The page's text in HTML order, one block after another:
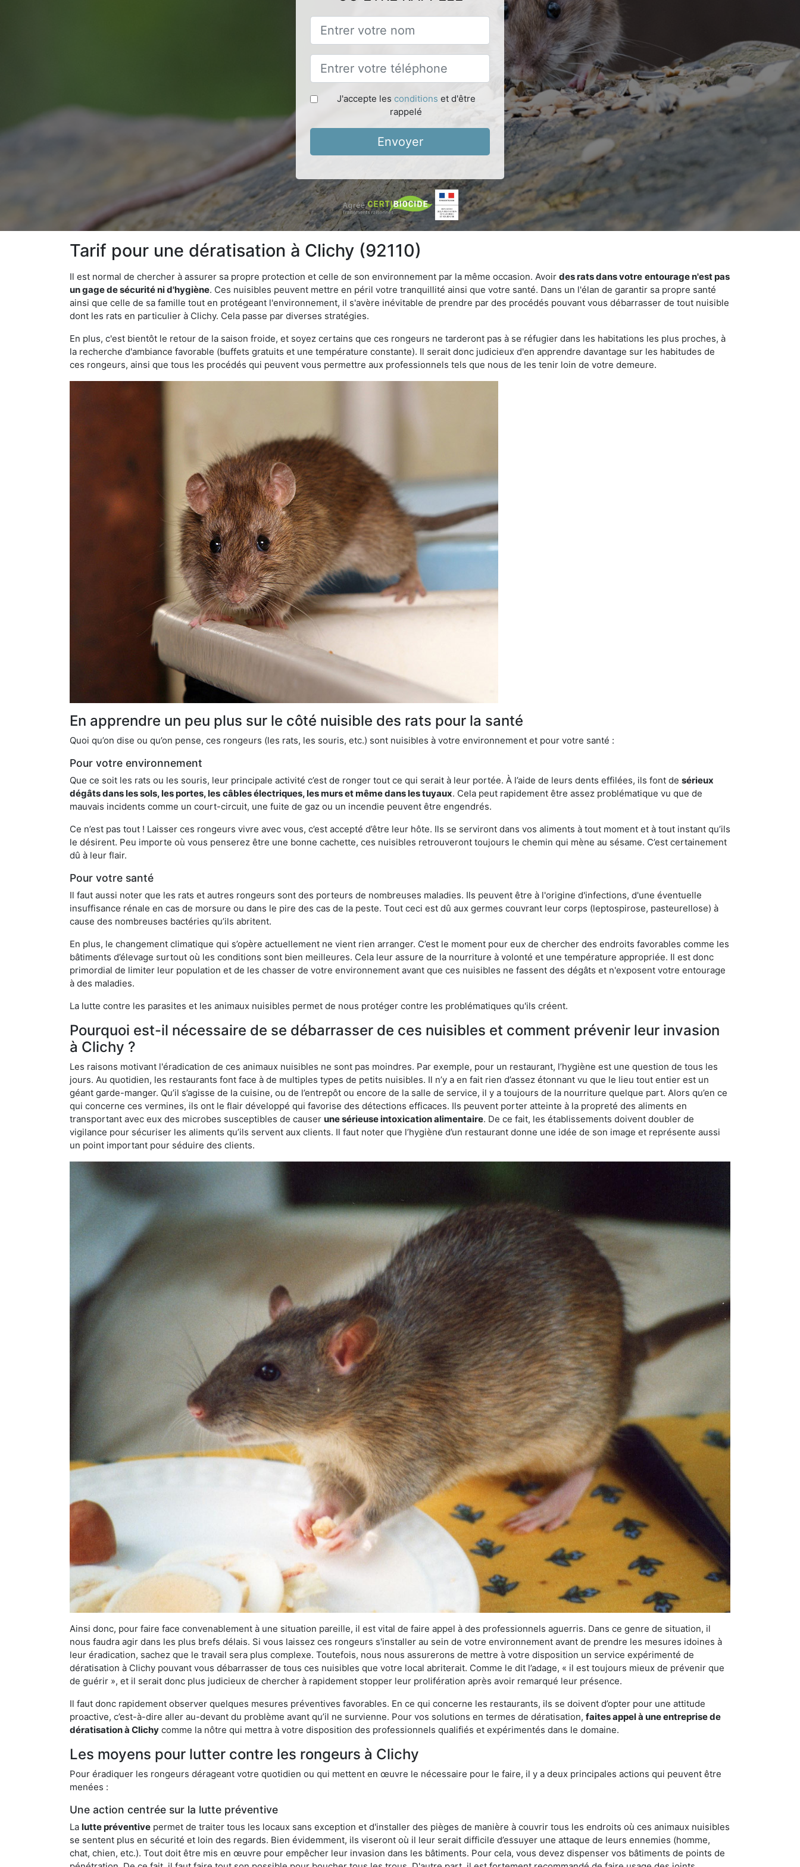
J'accepte les conditions et d'être
rappelé
Envoyer
Tarif pour une dératisation à Clichy (92110)
Il est normal de chercher à assurer sa propre protection et celle de son environnement par la même occasion. Avoir des rats dans votre entourage n'est pas
un gage de sécurité ni d'hygiène. Ces nuisibles peuvent mettre en péril votre tranquillité ainsi que votre santé. Dans un l'élan de garantir sa propre santé
ainsi que celle de sa famille tout en protégeant l'environnement, il s'avère inévitable de prendre par des procédés pouvant vous débarrasser de tout nuisible
dont les rats en particulier à Clichy. Cela passe par diverses stratégies.
En plus, c'est bientôt le retour de la saison froide, et soyez certains que ces rongeurs ne tarderont pas à se réfugier dans les habitations les plus proches, à
la recherche d'ambiance favorable (buffets gratuits et une température constante). Il serait donc judicieux d'en apprendre davantage sur les habitudes de
ces rongeurs, ainsi que tous les procédés qui peuvent vous permettre aux professionnels tels que nous de les tenir loin de votre demeure.
En apprendre un peu plus sur le côté nuisible des rats pour la santé
Quoi qu’on dise ou qu’on pense, ces rongeurs (les rats, les souris, etc.) sont nuisibles à votre environnement et pour votre santé :
Pour votre environnement
Que ce soit les rats ou les souris, leur principale activité c’est de ronger tout ce qui serait à leur portée. À l’aide de leurs dents effilées, ils font de sérieux
dégâts dans les sols, les portes, les câbles électriques, les murs et même dans les tuyaux. Cela peut rapidement être assez problématique vu que de
mauvais incidents comme un court-circuit, une fuite de gaz ou un incendie peuvent être engendrés.
Ce n’est pas tout ! Laisser ces rongeurs vivre avec vous, c’est accepté d’être leur hôte. Ils se serviront dans vos aliments à tout moment et à tout instant qu’ils
le désirent. Peu importe où vous penserez être une bonne cachette, ces nuisibles retrouveront toujours le chemin qui mène au sésame. C’est certainement
dû à leur flair.
Pour votre santé
Il faut aussi noter que les rats et autres rongeurs sont des porteurs de nombreuses maladies. Ils peuvent être à l'origine d'infections, d'une éventuelle
insuffisance rénale en cas de morsure ou dans le pire des cas de la peste. Tout ceci est dû aux germes couvrant leur corps (leptospirose, pasteurellose) à
cause des nombreuses bactéries qu’ils abritent.
En plus, le changement climatique qui s’opère actuellement ne vient rien arranger. C’est le moment pour eux de chercher des endroits favorables comme les
bâtiments d’élevage surtout où les conditions sont bien meilleures. Cela leur assure de la nourriture à volonté et une température appropriée. Il est donc
primordial de limiter leur population et de les chasser de votre environnement avant que ces nuisibles ne fassent des dégâts et n'exposent votre entourage
à des maladies.
La lutte contre les parasites et les animaux nuisibles permet de nous protéger contre les problématiques qu'ils créent.
Pourquoi est-il nécessaire de se débarrasser de ces nuisibles et comment prévenir leur invasion
à Clichy ?
Les raisons motivant l'éradication de ces animaux nuisibles ne sont pas moindres. Par exemple, pour un restaurant, l’hygiène est une question de tous les
jours. Au quotidien, les restaurants font face à de multiples types de petits nuisibles. Il n’y a en fait rien d’assez étonnant vu que le lieu tout entier est un
géant garde-manger. Qu’il s’agisse de la cuisine, ou de l’entrepôt ou encore de la salle de service, il y a toujours de la nourriture quelque part. Alors qu’en ce
qui concerne ces vermines, ils ont le flair développé qui favorise des détections efficaces. Ils peuvent porter atteinte à la propreté des aliments en
transportant avec eux des microbes susceptibles de causer une sérieuse intoxication alimentaire. De ce fait, les établissements doivent doubler de
vigilance pour sécuriser les aliments qu’ils servent aux clients. Il faut noter que l’hygiène d’un restaurant donne une idée de son image et représente aussi
un point important pour séduire des clients.
Ainsi donc, pour faire face convenablement à une situation pareille, il est vital de faire appel à des professionnels aguerris. Dans ce genre de situation, il
nous faudra agir dans les plus brefs délais. Si vous laissez ces rongeurs s'installer au sein de votre environnement avant de prendre les mesures idoines à
leur éradication, sachez que le travail sera plus complexe. Toutefois, nous nous assurerons de mettre à votre disposition un service expérimenté de
dératisation à Clichy pouvant vous débarrasser de tous ces nuisibles que votre local abriterait. Comme le dit l’adage, « il est toujours mieux de prévenir que
de guérir », et il serait donc plus judicieux de chercher à rapidement stopper leur prolifération après avoir remarqué leur présence.
Il faut donc rapidement observer quelques mesures préventives favorables. En ce qui concerne les restaurants, ils se doivent d’opter pour une attitude
proactive, c’est-à-dire aller au-devant du problème avant qu’il ne survienne. Pour vos solutions en termes de dératisation, faites appel à une entreprise de
dératisation à Clichy comme la nôtre qui mettra à votre disposition des professionnels qualifiés et expérimentés dans le domaine.
Les moyens pour lutter contre les rongeurs à Clichy
Pour éradiquer les rongeurs dérageant votre quotidien ou qui mettent en œuvre le nécessaire pour le faire, il y a deux principales actions qui peuvent être
menées :
Une action centrée sur la lutte préventive
La lutte préventive permet de traiter tous les locaux sans exception et d'installer des pièges de manière à couvrir tous les endroits où ces animaux nuisibles
se sentent plus en sécurité et loin des regards. Bien évidemment, ils viseront où il leur serait difficile d’essuyer une attaque de leurs ennemies (homme,
chat, chien, etc.). Tout doit être mis en œuvre pour empêcher leur invasion dans les bâtiments. Pour cela, vous devez dispenser vos bâtiments de points de